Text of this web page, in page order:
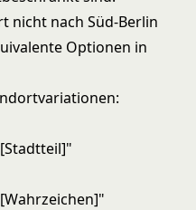
nicht nach Süd-Berlin
Optionen in